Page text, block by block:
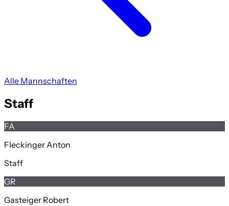
Alle Mannschaften
Staff
FA
Fleckinger Anton
Staff
GR
Gasteiger Robert